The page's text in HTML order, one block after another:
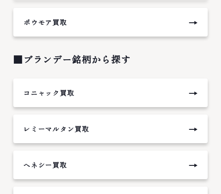
ボウモア買取 →
■ブランデー銘柄から探す
コニャック買取 →
レミーマルタン買取 →
ヘネシー買取 →